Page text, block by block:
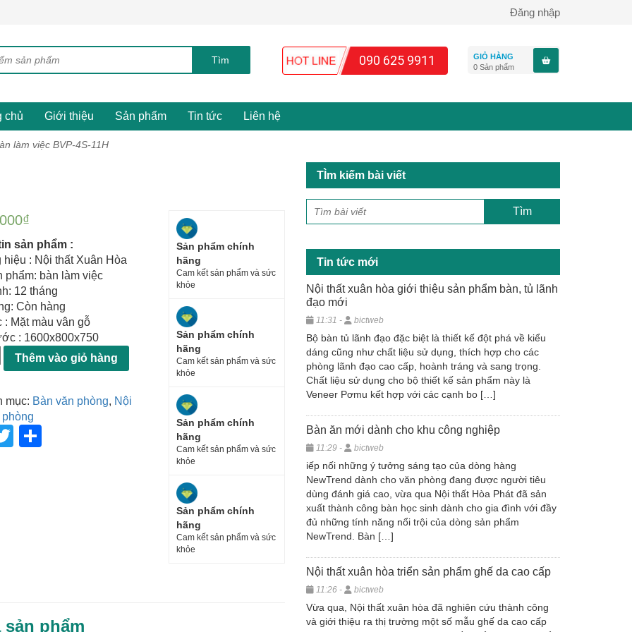
Đăng nhập
090 625 9911
GIỎ HÀNG
0Sản phẩm
chủ Giới thiệu Sản phẩm Tin tức Liên hệ
làm việc BVP-4S-11H
₫
sản phẩm :
: Nội thất Xuân Hòa
phẩm: bàn làm việc
12 tháng
Còn hàng
: Mặt màu vân gỗ
: 1600x800x750
Thêm vào giỏ hàng
mục: Bàn văn phòng, Nội
T
Sản phẩm chính
hãng
Cam kết sản phẩm và sức
khỏe
Sản phẩm chính
hãng
Cam kết sản phẩm và sức
khỏe
Sản phẩm chính
hãng
Cam kết sản phẩm và sức
khỏe
Sản phẩm chính
hãng
Cam kết sản phẩm và sức
khỏe
sản phẩm
TÌm kiếm bài viết
Tin tức mới
Nội thất xuân hòa giới thiệu sản phẩm bàn, tủ lãnh
đạo mới
11:31 - bictweb
Bộ bàn tủ lãnh đạo đặc biệt là thiết kế đột phá về kiểu
dáng cũng như chất liệu sử dụng, thích hợp cho các
phòng lãnh đạo cao cấp, hoành tráng và sang trọng.
Chất liệu sử dụng cho bộ thiết kế sản phẩm này là
Veneer Pơmu kết hợp với các cạnh bo […]
Bàn ăn mới dành cho khu công nghiệp
11:29 - bictweb
iếp nối những ý tưởng sáng tạo của dòng hàng
NewTrend dành cho văn phòng đang được người tiêu
dùng đánh giá cao, vừa qua Nội thất Hòa Phát đã sản
xuất thành công bàn học sinh dành cho gia đình với đầy
đủ những tính năng nổi trội của dòng sản phẩm
NewTrend. Bàn […]
Nội thất xuân hòa triển sản phẩm ghế da cao cấp
11:26 - bictweb
Vừa qua, Nội thất xuân hòa đã nghiên cứu thành công
và giới thiệu ra thị trường một số mẫu ghế da cao cấp